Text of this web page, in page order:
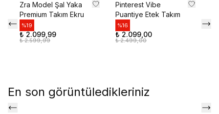
Zra Model Şal Yaka
Premium Takım Ekru
%19
₺ 2.099,99
₺ 2.599,99
Pinterest Vibe
Puantiye Etek Takım
%16
₺ 2.099,00
₺ 2.499,00
En son görüntüledikleriniz